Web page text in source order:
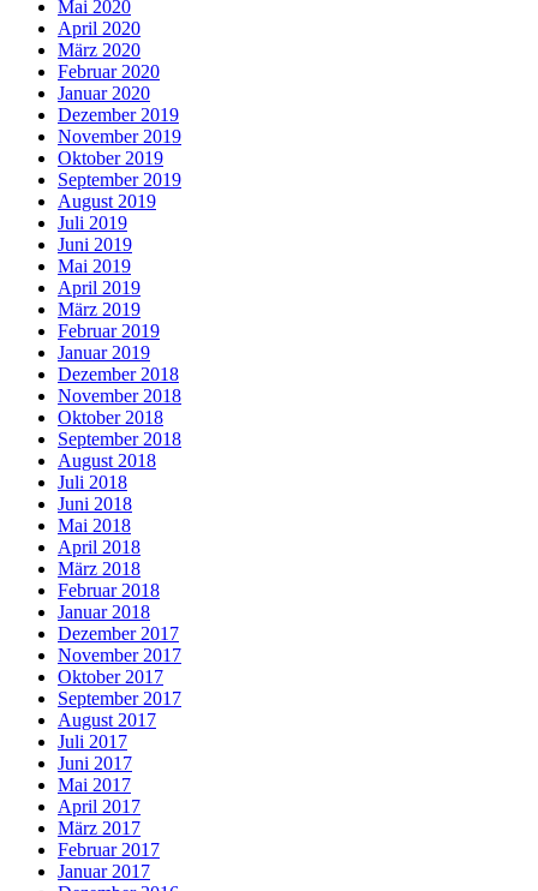
Mai 2020
April 2020
März 2020
Februar 2020
Januar 2020
Dezember 2019
November 2019
Oktober 2019
September 2019
August 2019
Juli 2019
Juni 2019
Mai 2019
April 2019
März 2019
Februar 2019
Januar 2019
Dezember 2018
November 2018
Oktober 2018
September 2018
August 2018
Juli 2018
Juni 2018
Mai 2018
April 2018
März 2018
Februar 2018
Januar 2018
Dezember 2017
November 2017
Oktober 2017
September 2017
August 2017
Juli 2017
Juni 2017
Mai 2017
April 2017
März 2017
Februar 2017
Januar 2017